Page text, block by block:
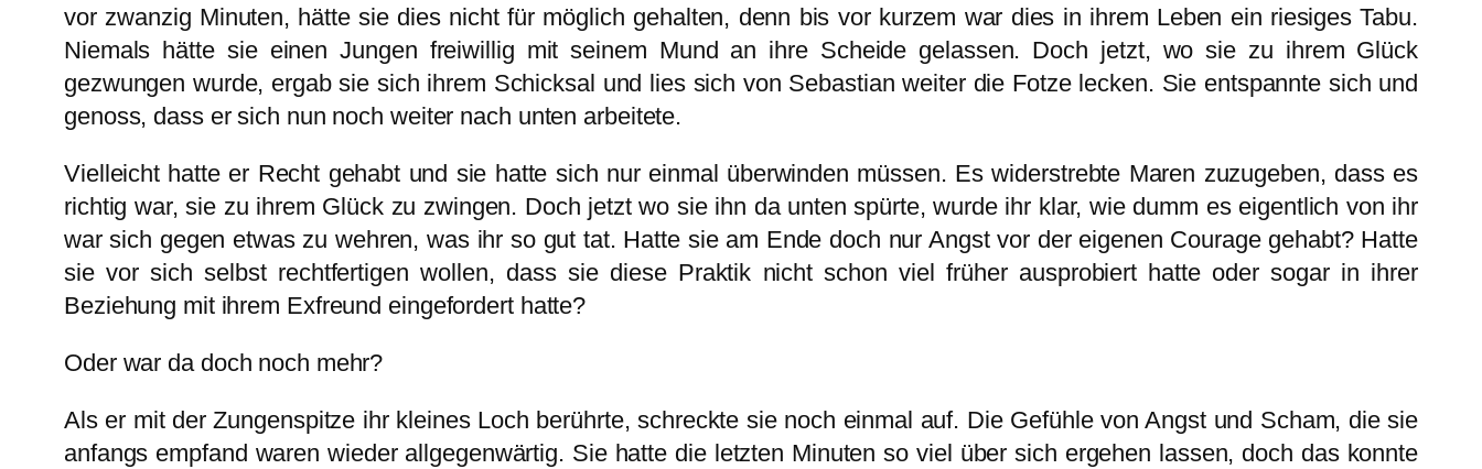
vor zwanzig Minuten, hätte sie dies nicht für möglich gehalten, denn bis vor kurzem war dies in ihrem Leben ein riesiges Tabu.
Niemals hätte sie einen Jungen freiwillig mit seinem Mund an ihre Scheide gelassen. Doch jetzt, wo sie zu ihrem Glück
gezwungen wurde, ergab sie sich ihrem Schicksal und lies sich von Sebastian weiter die Fotze lecken. Sie entspannte sich und
genoss, dass er sich nun noch weiter nach unten arbeitete.
Vielleicht hatte er Recht gehabt und sie hatte sich nur einmal überwinden müssen. Es widerstrebte Maren zuzugeben, dass es
richtig war, sie zu ihrem Glück zu zwingen. Doch jetzt wo sie ihn da unten spürte, wurde ihr klar, wie dumm es eigentlich von ihr
war sich gegen etwas zu wehren, was ihr so gut tat. Hatte sie am Ende doch nur Angst vor der eigenen Courage gehabt? Hatte
sie vor sich selbst rechtfertigen wollen, dass sie diese Praktik nicht schon viel früher ausprobiert hatte oder sogar in ihrer
Beziehung mit ihrem Exfreund eingefordert hatte?
Oder war da doch noch mehr?
Als er mit der Zungenspitze ihr kleines Loch berührte, schreckte sie noch einmal auf. Die Gefühle von Angst und Scham, die sie
anfangs empfand waren wieder allgegenwärtig. Sie hatte die letzten Minuten so viel über sich ergehen lassen, doch das konnte